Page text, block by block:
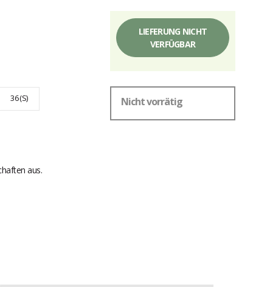
36 (S)
aus.
LIEFERUNG NICHT
VERFÜGBAR
Nicht vorrätig